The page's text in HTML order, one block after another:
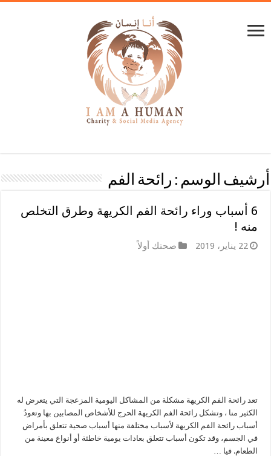
أرشيف الوسم : رائحة الفم
6 أسباب وراء رائحة الفم الكريهة وطرق التخلص
منه !
22 يناير، 2019 صحتك أولاً
تعد رائحة الفم الكريهة مشكلة من المشاكل اليومية المزعجة التي يتعرض له
الكثير منا ، وتشكل رائحة الفم الكريهة الحرج للأشخاص المصابين بها وتعودُ
أسباب رائحة الفم الكريهة لأسباب مختلفة منها أسباب صحية تتعلق بأمراض
في الجسم، وقد تكون أسباب تتعلق بعادات يومية خاطئة أو أنواع معينة من
الطعام. فيا …